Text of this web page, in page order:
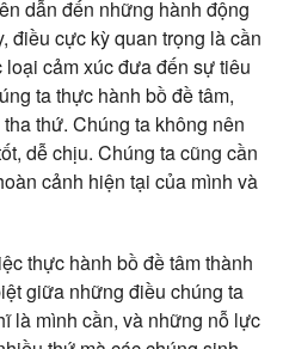
dẫn đến những hành động
điều cực kỳ quan trọng là cần
cảm xúc đưa đến sự tiêu
ta thực hành bồ đề tâm,
thứ. Chúng ta không nên
dễ chịu. Chúng ta cũng cần
cảnh hiện tại của mình và
thực hành bồ đề tâm thành
giữa những điều chúng ta
là mình cần, và những nỗ lực